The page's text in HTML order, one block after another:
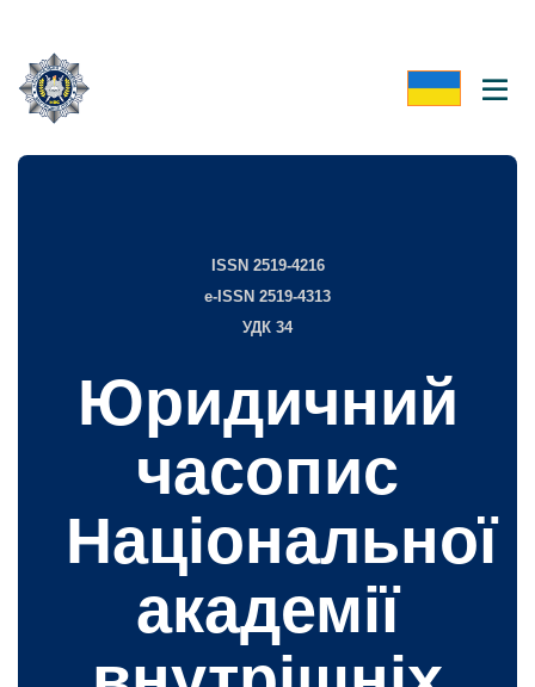
ISSN 2519-4216
e-ISSN 2519-4313
УДК 34
Юридичний
часопис
Національної
академії